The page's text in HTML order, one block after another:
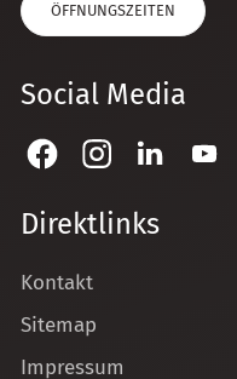
ÖFFNUNGSZEITEN
Social Media
Direktlinks
Kontakt
Sitemap
Impressum